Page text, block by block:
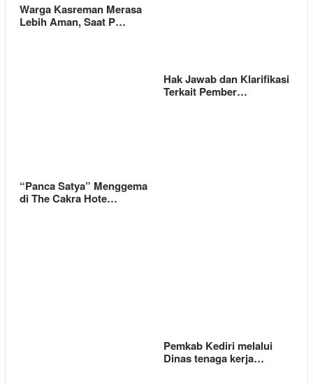
Warga Kasreman Merasa
Lebih Aman, Saat P…
Hak Jawab dan Klarifikasi
Terkait Pember…
“Panca Satya” Menggema
di The Cakra Hote…
Pemkab Kediri melalui
Dinas tenaga kerja…